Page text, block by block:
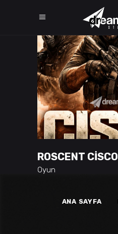
ROSCENT CISCO
Oyun
ANA SAYFA